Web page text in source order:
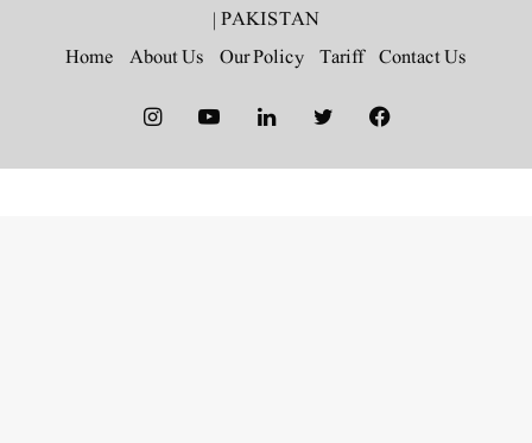
PAKISTAN
|
Contact Us
Tariff
Our Policy
About Us
Home
Facebook
Twitter
LinkedIn
YouTube
Instagram